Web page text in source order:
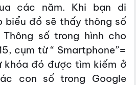
các năm. Khi bạn di
biểu đồ sẽ thấy thông số
Thông số trong hình cho
cụm từ “ Smartphone”=
khóa đó được tìm kiếm ở
con số trong Google